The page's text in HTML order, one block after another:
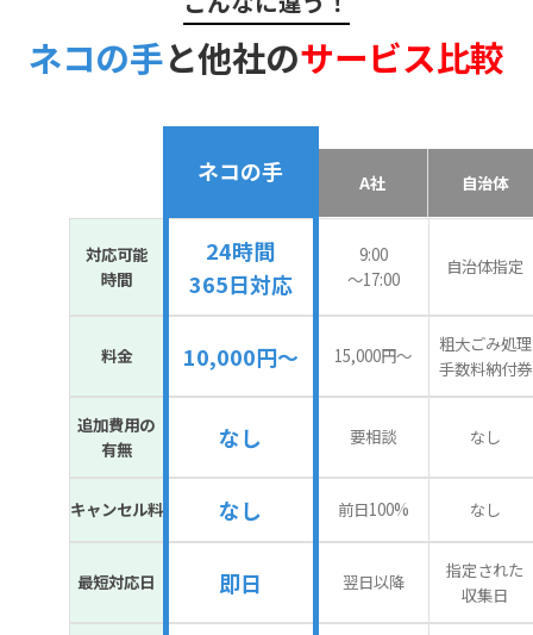
ネコの手と他社のサービス比較
ネコの手 A社 自治体
対応可能
時間
24時間
365日対応
9:00
〜17:00
自治体指定
料金 10,000円～ 15,000円〜
粗大ごみ処理
手数料納付券
追加費用の
有無
なし 要相談 なし
キャンセル料 なし 前日100% なし
最短対応日 即日 翌日以降
指定された
収集日